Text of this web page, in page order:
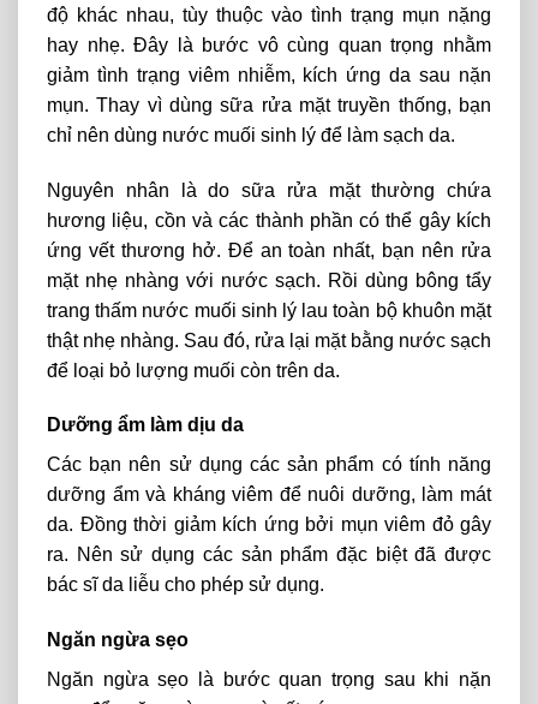
độ khác nhau, tùy thuộc vào tình trạng mụn nặng
hay nhẹ. Đây là bước vô cùng quan trọng nhằm
giảm tình trạng viêm nhiễm, kích ứng da sau nặn
mụn. Thay vì dùng sữa rửa mặt truyền thống, bạn
chỉ nên dùng nước muối sinh lý để làm sạch da.
Nguyên nhân là do sữa rửa mặt thường chứa
hương liệu, cồn và các thành phần có thể gây kích
ứng vết thương hở. Để an toàn nhất, bạn nên rửa
mặt nhẹ nhàng với nước sạch. Rồi dùng bông tẩy
trang thấm nước muối sinh lý lau toàn bộ khuôn mặt
thật nhẹ nhàng. Sau đó, rửa lại mặt bằng nước sạch
để loại bỏ lượng muối còn trên da.
Dưỡng ẩm làm dịu da
Các bạn nên sử dụng các sản phẩm có tính năng
dưỡng ẩm và kháng viêm để nuôi dưỡng, làm mát
da. Đồng thời giảm kích ứng bởi mụn viêm đỏ gây
ra. Nên sử dụng các sản phẩm đặc biệt đã được
bác sĩ da liễu cho phép sử dụng.
Ngăn ngừa sẹo
Ngăn ngừa sẹo là bước quan trọng sau khi nặn